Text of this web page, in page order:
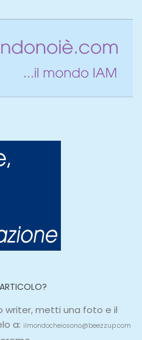
writer, metti una foto e il
a: ilmondocheiosono@beezzup.com